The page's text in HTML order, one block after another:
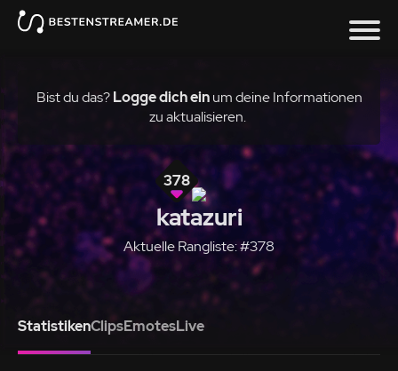
Bist du das? Logge dich ein um deine Informationen
zu aktualisieren.
378
katazuri
Aktuelle Rangliste: #378
StatistikenClipsEmotesLive